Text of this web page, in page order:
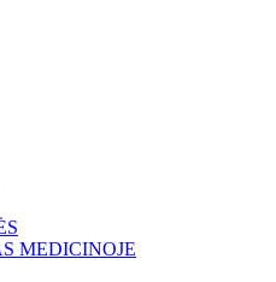
MEDICINOJE